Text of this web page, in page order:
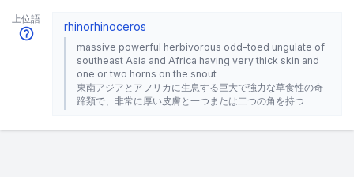
上位語
rhinorhinoceros
massive powerful herbivorous odd-toed ungulate of
southeast Asia and Africa having very thick skin and
one or two horns on the snout
東南アジアとアフリカに生息する巨大で強力な草食性の奇
蹄類で、非常に厚い皮膚と一つまたは二つの角を持つ